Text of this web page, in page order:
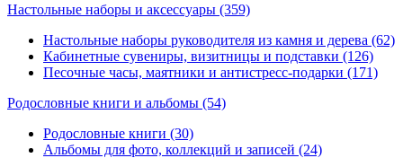
Настольные наборы и аксессуары (359)
Настольные наборы руководителя из камня и дерева (62)
Кабинетные сувениры, визитницы и подставки (126)
Песочные часы, маятники и антистресс-подарки (171)
Родословные книги и альбомы (54)
Родословные книги (30)
Альбомы для фото, коллекций и записей (24)